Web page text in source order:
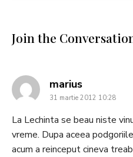
Join the
mariussays:
31 martie 2012 10:28
La Lechinta se beau niste
vreme. Dupa aceea
acum a reinceput cineva